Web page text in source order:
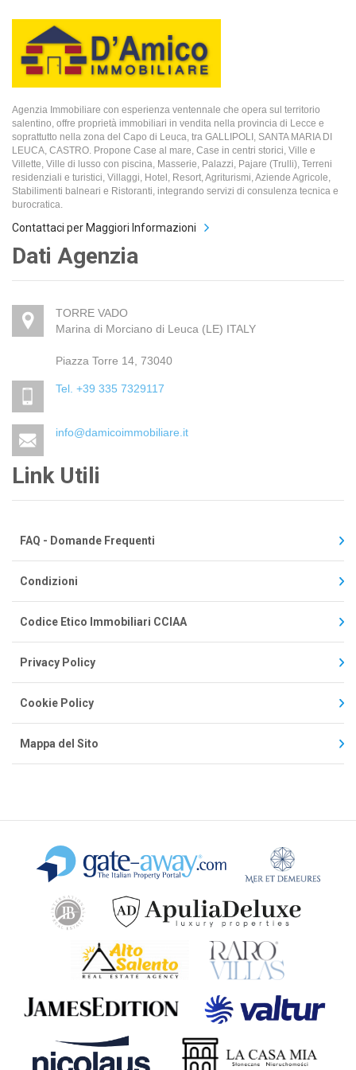
Agenzia Immobiliare con esperienza ventennale che opera sul territorio
salentino, offre proprietà immobiliari in vendita nella provincia di Lecce e
soprattutto nella zona del Capo di Leuca, tra GALLIPOLI, SANTA MARIA DI
LEUCA, CASTRO. Propone Case al mare, Case in centri storici, Ville e
Villette, Ville di lusso con piscina, Masserie, Palazzi, Pajare (Trulli), Terreni
residenziali e turistici, Villaggi, Hotel, Resort, Agriturismi, Aziende Agricole,
Stabilimenti balneari e Ristoranti, integrando servizi di consulenza tecnica e
burocratica.
Contattaci per Maggiori Informazioni
Dati Agenzia
TORRE VADO
Marina di Morciano di Leuca (LE) ITALY
Piazza Torre 14, 73040
Tel. +39 335 7329117
info@damicoimmobiliare.it
Link Utili
FAQ - Domande Frequenti
Condizioni
Codice Etico Immobiliari CCIAA
Privacy Policy
Cookie Policy
Mappa del Sito